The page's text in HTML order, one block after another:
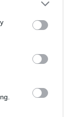
You may click to
party tags to
in below Google